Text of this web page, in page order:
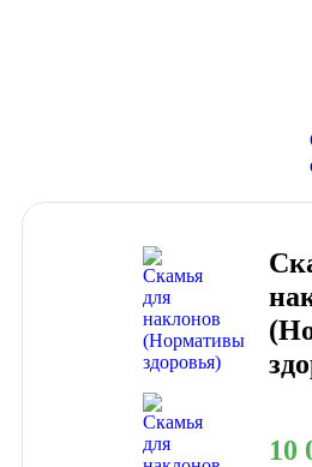
10